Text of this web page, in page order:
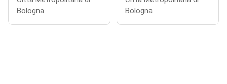
Bologna
Bologna